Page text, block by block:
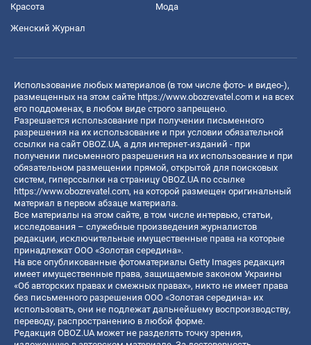
Красота Мода
Женский Журнал
Использование любых материалов (в том числе фото- и видео-),
размещенных на этом сайте https://www.obozrevatel.com и на всех
его поддоменах, в любом виде строго запрещено.
Разрешается использование при получении письменного
разрешения на их использование и при условии обязательной
ссылки на сайт OBOZ.UA, а для интернет-изданий - при
получении письменного разрешения на их использование и при
обязательном размещении прямой, открытой для поисковых
систем, гиперссылки на страницу OBOZ.UA по ссылке
https://www.obozrevatel.com, на которой размещен оригинальный
материал в первом абзаце материала.
Все материалы на этом сайте, в том числе интервью, статьи,
исследования – служебные произведения журналистов
редакции, исключительные имущественные права на которые
принадлежат ООО «Золотая середина».
На все опубликованные фотоматериалы Getty Images редакция
имеет имущественные права, защищаемые законом Украины
«Об авторских правах и смежных правах», никто не имеет права
без письменного разрешения ООО «Золотая середина» их
использовать, они не подлежат дальнейшему воспроизводству,
переводу, распространению в любой форме.
Редакция OBOZ.UA может не разделять точку зрения,